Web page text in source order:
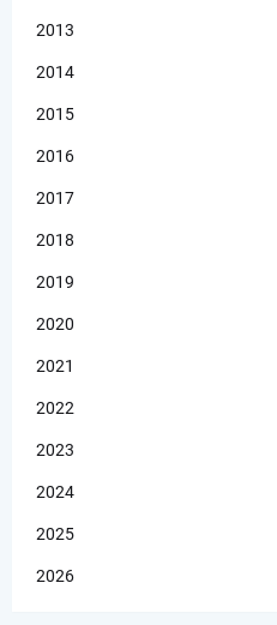
2013
2014
2015
2016
2017
2018
2019
2020
2021
2022
2023
2024
2025
2026